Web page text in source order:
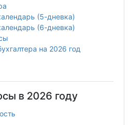
(5-дневка)
(6-дневка)
на 2026 год
в 2026 году